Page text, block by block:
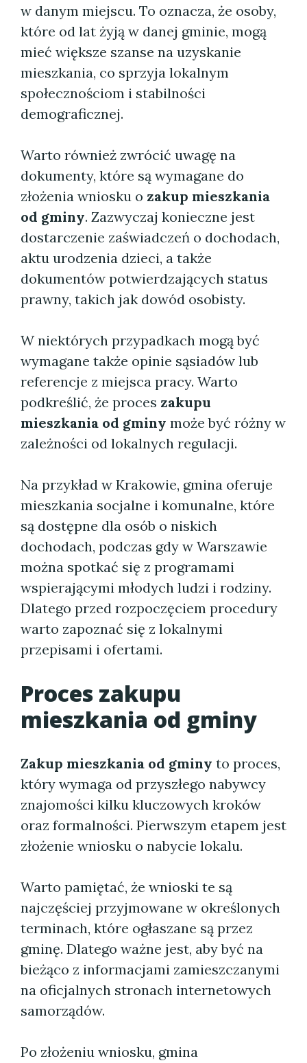
w danym miejscu. To oznacza, że osoby,
które od lat żyją w danej gminie, mogą
mieć większe szanse na uzyskanie
mieszkania, co sprzyja lokalnym
społecznościom i stabilności
demograficznej.
Warto również zwrócić uwagę na
dokumenty, które są wymagane do
złożenia wniosku o zakup mieszkania
od gminy. Zazwyczaj konieczne jest
dostarczenie zaświadczeń o dochodach,
aktu urodzenia dzieci, a także
dokumentów potwierdzających status
prawny, takich jak dowód osobisty.
W niektórych przypadkach mogą być
wymagane także opinie sąsiadów lub
referencje z miejsca pracy. Warto
podkreślić, że proces zakupu
mieszkania od gminy może być różny w
zależności od lokalnych regulacji.
Na przykład w Krakowie, gmina oferuje
mieszkania socjalne i komunalne, które
są dostępne dla osób o niskich
dochodach, podczas gdy w Warszawie
można spotkać się z programami
wspierającymi młodych ludzi i rodziny.
Dlatego przed rozpoczęciem procedury
warto zapoznać się z lokalnymi
przepisami i ofertami.
Proces zakupu
mieszkania od gminy
Zakup mieszkania od gminy to proces,
który wymaga od przyszłego nabywcy
znajomości kilku kluczowych kroków
oraz formalności. Pierwszym etapem jest
złożenie wniosku o nabycie lokalu.
Warto pamiętać, że wnioski te są
najczęściej przyjmowane w określonych
terminach, które ogłaszane są przez
gminę. Dlatego ważne jest, aby być na
bieżąco z informacjami zamieszczanymi
na oficjalnych stronach internetowych
samorządów.
Po złożeniu wniosku, gmina